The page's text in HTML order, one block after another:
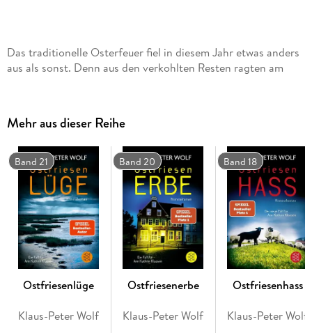
Das traditionelle Osterfeuer fiel in diesem Jahr etwas anders
aus als sonst. Denn aus den verkohlten Resten ragten am
Er inszeniert seine Morde regelrecht und will die Welt daran
teilhaben lassen.
Wer ist der Nächste?
Mehr aus dieser Reihe
Band 21
Ostfriesenlüge
Klaus-Peter Wolf
Band 20
Ostfriesenerbe
Klaus-Peter Wolf
Band 18
Ostfriesenhass
Klaus-Peter Wolf